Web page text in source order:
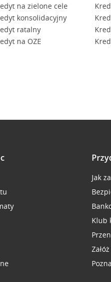
na zielone cele
konsolidacyjny
ratalny
na OZE
Jak
Klub